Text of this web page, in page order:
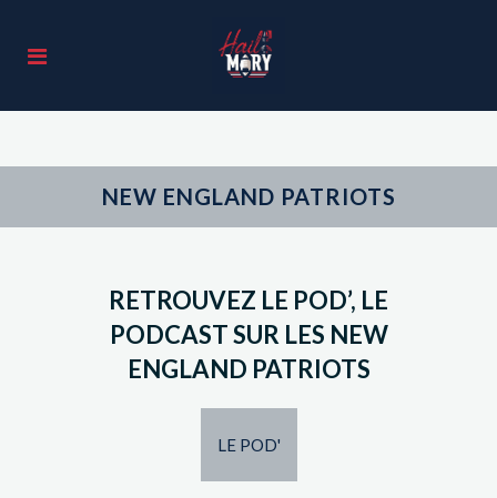
NEW ENGLAND PATRIOTS
RETROUVEZ LE POD’, LE
PODCAST SUR LES NEW
ENGLAND PATRIOTS
LE POD'